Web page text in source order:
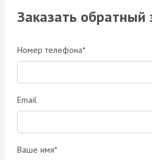
Заказать обратный
Номер телефона*
Email
Ваше имя*